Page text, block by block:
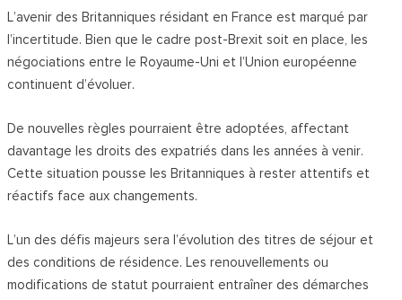
L’avenir des Britanniques résidant en France est marqué par
l’incertitude. Bien que le cadre post-Brexit soit en place, les
négociations entre le Royaume-Uni et l’Union européenne
continuent d’évoluer.
De nouvelles règles pourraient être adoptées, affectant
davantage les droits des expatriés dans les années à venir.
Cette situation pousse les Britanniques à rester attentifs et
réactifs face aux changements.
L’un des défis majeurs sera l’évolution des titres de séjour et
des conditions de résidence. Les renouvellements ou
modifications de statut pourraient entraîner des démarches